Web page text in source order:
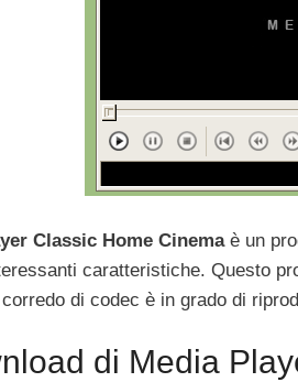
Classic Home Cinemaè un
caratteristiche. Questo
di codec è in grado di
di Media